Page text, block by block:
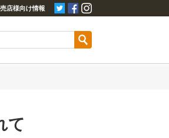
店様向け情報
て